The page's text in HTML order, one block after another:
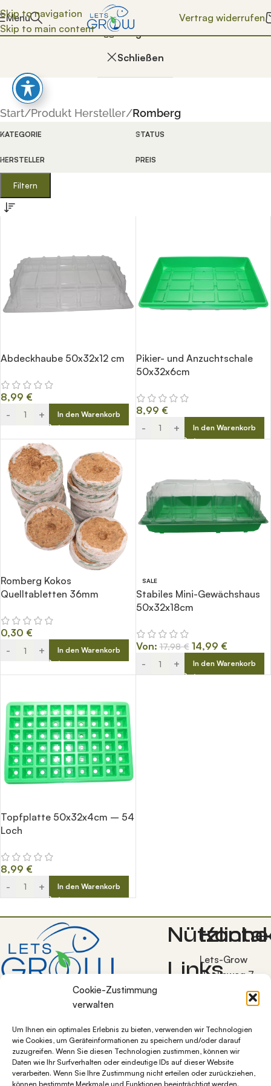
Cookie-Zustimmung
verwalten
Um Ihnen ein optimales Erlebnis zu bieten, verwenden wir Technologien
wie Cookies, um Geräteinformationen zu speichern und/oder darauf
zuzugreifen. Wenn Sie diesen Technologien zustimmen, können wir
Daten wie Ihr Surfverhalten oder eindeutige IDs auf dieser Website
verarbeiten. Wenn Sie Ihre Zustimmung nicht erteilen oder zurückziehen,
können bestimmte Merkmale und Funktionen beeinträchtigt werden.
Skip to navigation
Skip to main content
Menü Vertrag widerrufen
Romberg
Kategorien
Schließen
Vervollständigung verfügbar sind, benutze die Pfeile
Start/Produkt Hersteller/Romberg
KATEGORIE STATUS
HERSTELLER PREIS
Filtern
Abdeckhaube 50x32x12 cm
8,99 €
-
+ In den Warenkorb
Pikier- und Anzuchtschale
50x32x6cm
8,99 €
-
+ In den Warenkorb
Romberg Kokos
Quelltabletten 36mm
0,30 €
-
+ In den Warenkorb
SALE
Stabiles Mini-Gewächshaus
50x32x18cm
Von:17,98€ 14,99 €
-
+ In den Warenkorb
Topfplatte 50x32x4cm – 54
Loch
8,99 €
-
+ In den Warenkorb
Nützliche
Links
Blog
Datenschutz
Impressum
Über
Lets-Grow
Bocksweg 7
Burgdorf OT
+49 5347
1284997
info@lets-
grow.de